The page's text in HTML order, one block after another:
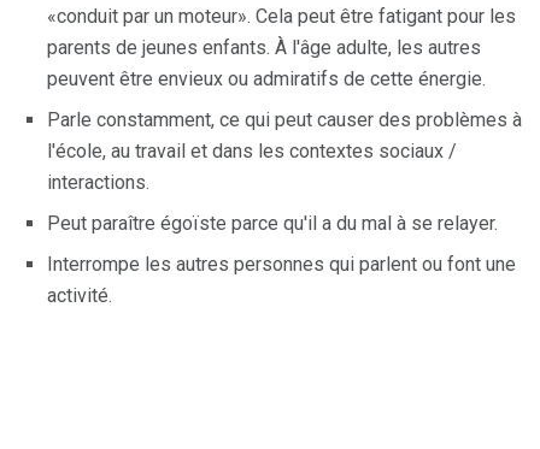
«conduit par un moteur». Cela peut être fatigant pour les
parents de jeunes enfants. À l'âge adulte, les autres
peuvent être envieux ou admiratifs de cette énergie.
Parle constamment, ce qui peut causer des problèmes à
l'école, au travail et dans les contextes sociaux /
interactions.
Peut paraître égoïste parce qu'il a du mal à se relayer.
Interrompe les autres personnes qui parlent ou font une
activité.